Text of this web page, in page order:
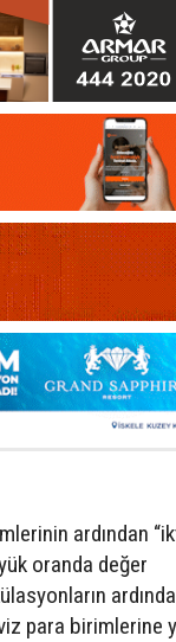
ardından
oranda değer
para birimlerine